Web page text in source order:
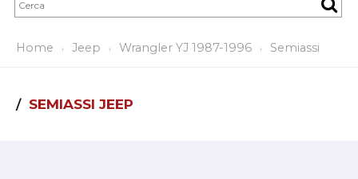
Home Jeep Wrangler YJ 1987-1996 Semiassi
SEMIASSI JEEP